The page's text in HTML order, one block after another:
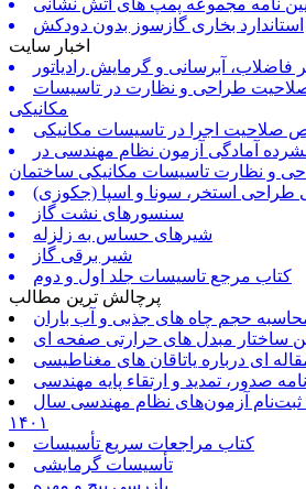
استاندارد بخاری گازسوز بدون دودکش
اخبار سایت
آبرسانی و گرمایش رادیاتور
طراحی و نظارت در تاسیسات
مکانیکی
صلاحیت اجرا در تاسیسات مکانیکی
آمادگی آزمون نظام مهندسی در
و نظارت تاسیسات مکانیکی ساختمان
طراحی استخر، سونا و اسپا (جکوزی)
سنسورهای نشت گاز
شیرهای حساس به زلزله
شیر برقی گاز
کتاب مرجع تاسیسات جلد اول و دوم
پرچالش ترین مطالب
حجم چاه های جذبی و آب باران
ساختار مبدل های حرارتی صفحه ای
ای درباره یاتاقان های مغناطیسی
صدور، تمدید و ارتقاء پایه مهندسی
ثبت‌نام آزمون‌های نظام مهندسی سال
۱۴۰۱
کتاب مراجعات سریع تأسیسات
تأسیسات گرمایشی